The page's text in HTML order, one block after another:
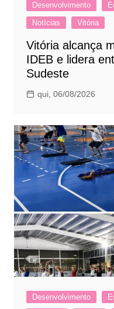
Desenvolvimento
Notícias
Vitória
Vitória alcança
IDEB e lidera
Sudeste
qui, 06/08/2026
Desenvolvimento